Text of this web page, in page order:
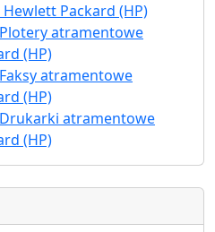
Packard (HP)
atramentowe
(HP)
atramentowe
(HP)
atramentowe
(HP)